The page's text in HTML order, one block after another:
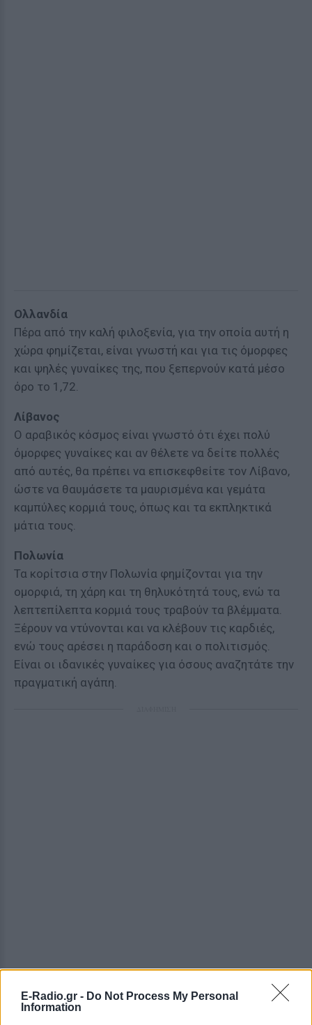
E-Radio.gr - Do Not Process My Personal
Information
Ολλανδία
Πέρα από την καλή φιλοξενία, για την οποία αυτή η
χώρα φημίζεται, είναι γνωστή και για τις όμορφες
και ψηλές γυναίκες της, που ξεπερνούν κατά μέσο
όρο το 1,72.
Λίβανος
Ο αραβικός κόσμος είναι γνωστό ότι έχει πολύ
όμορφες γυναίκες και αν θέλετε να δείτε πολλές
από αυτές, θα πρέπει να επισκεφθείτε τον Λίβανο,
ώστε να θαυμάσετε τα μαυρισμένα και γεμάτα
καμπύλες κορμιά τους, όπως και τα εκπληκτικά
μάτια τους.
Πολωνία
Τα κορίτσια στην Πολωνία φημίζονται για την
ομορφιά, τη χάρη και τη θηλυκότητά τους, ενώ τα
λεπτεπίλεπτα κορμιά τους τραβούν τα βλέμματα.
Ξέρουν να ντύνονται και να κλέβουν τις καρδιές,
ενώ τους αρέσει η παράδοση και ο πολιτισμός.
Είναι οι ιδανικές γυναίκες για όσους αναζητάτε την
πραγματική αγάπη.